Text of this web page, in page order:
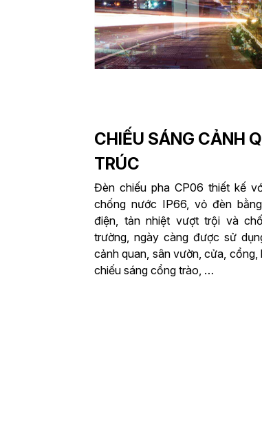
CHIẾU SÁNG CẢNH
TRÚC
Đèn chiếu pha CP06 thiết kế
chống nước IP66, vỏ đèn
điện, tản nhiệt vượt trội và
trường, ngày càng được sử
cảnh quan, sân vườn, cửa, cổng,
chiếu sáng cổng trào, …